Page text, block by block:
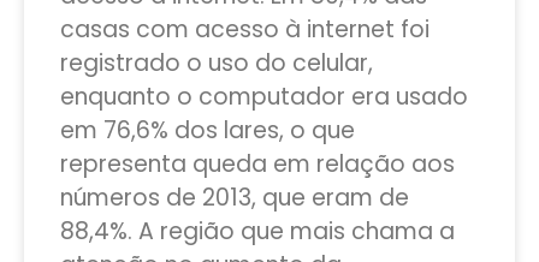
casas com acesso à internet foi
registrado o uso do celular,
enquanto o computador era usado
em 76,6% dos lares, o que
representa queda em relação aos
números de 2013, que eram de
88,4%. A região que mais chama a